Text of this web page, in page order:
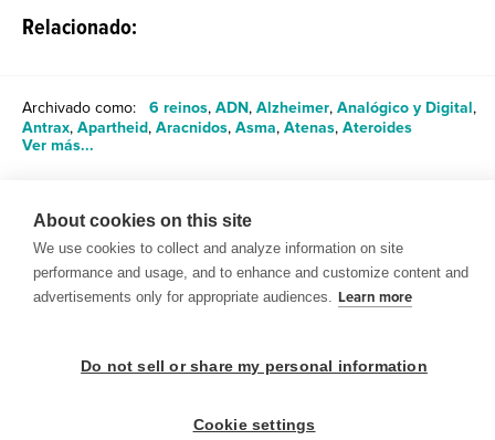
Relacionado:
Archivado como: 6 reinos, ADN, Alzheimer, Analógico y Digital,
Antrax, Apartheid, Aracnidos, Asma, Atenas, Ateroides
Ver más...
Compartir
© 1999-2026 BrainPOP. Todos los derechos reservados.
About cookies on this site
We use cookies to collect and analyze information on site
performance and usage, and to enhance and customize content and
advertisements only for appropriate audiences. Learn more
Do not sell or share my personal information
Cookie settings